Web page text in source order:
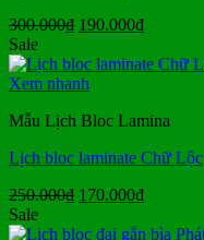
300.000₫ Giá
là:
300.000₫.
190.000₫Giá
tại
Sale
Xem nhanh
Mẫu Lịch Bloc Lamina
Lịch bloc laminate Chữ Lộc
250.000₫ Giá
là:
170.000₫Giá
tại
Sale